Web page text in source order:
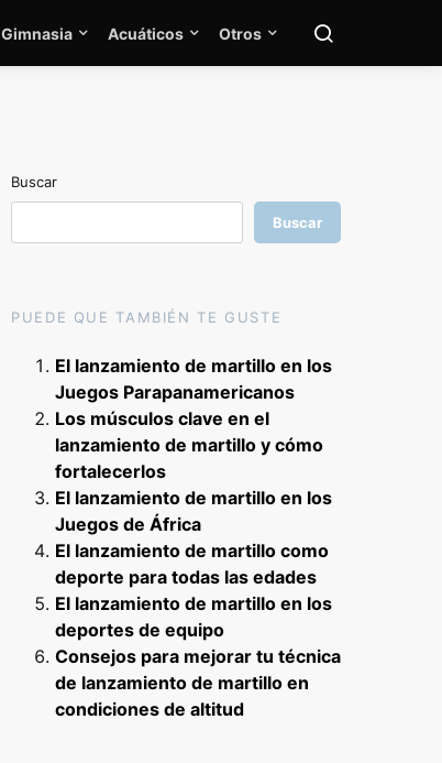
Gimnasia Acuáticos Otros
Buscar
Buscar
PUEDE QUE TAMBIÉN TE GUSTE
El lanzamiento de martillo en los
Juegos Parapanamericanos
Los músculos clave en el
lanzamiento de martillo y cómo
fortalecerlos
El lanzamiento de martillo en los
Juegos de África
El lanzamiento de martillo como
deporte para todas las edades
El lanzamiento de martillo en los
deportes de equipo
Consejos para mejorar tu técnica
de lanzamiento de martillo en
condiciones de altitud